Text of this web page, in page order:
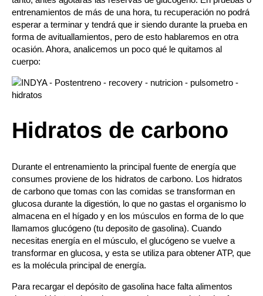
entrenamientos de más de una hora, tu recuperación no podrá
esperar a terminar y tendrá que ir siendo durante la prueba en
forma de avituallamientos, pero de esto hablaremos en otra
ocasión. Ahora, analicemos un poco qué le quitamos al
cuerpo:
Hidratos de carbono
Durante el entrenamiento la principal fuente de energía que
consumes proviene de los hidratos de carbono. Los hidratos
de carbono que tomas con las comidas se transforman en
glucosa durante la digestión, lo que no gastas el organismo lo
almacena en el hígado y en los músculos en forma de lo que
llamamos glucógeno (tu deposito de gasolina). Cuando
necesitas energía en el músculo, el glucógeno se vuelve a
transformar en glucosa, y esta se utiliza para obtener ATP, que
es la molécula principal de energía.
Para recargar el depósito de gasolina hace falta alimentos